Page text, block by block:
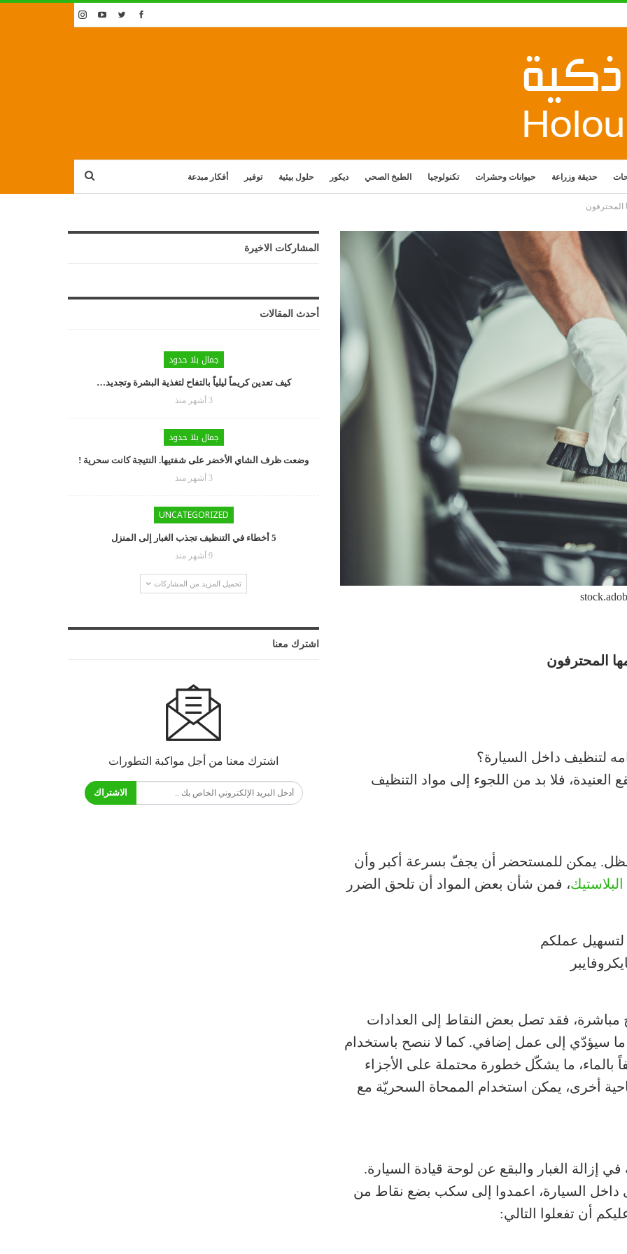
حديقة وزراعة حيوانات وحشرات تكنولوجيا الطبخ الصحي ديكور حلول بيئية توفير أفكار مبدعة
المحترفون
المحترفون
لتنظيف داخل السيارة؟
العنيدة، فلا بد من اللجوء إلى مواد التنظيف
يمكن للمستحضر أن يجفّ بسرعة أكبر وأن
البلاستيك، فمن شأن بعض المواد أن تلحق الضرر
لتسهيل عملكم
فقد تصل بعض النقاط إلى العدادات
سيؤدّي إلى عمل إضافي. كما لا ننصح باستخدام
بالماء، ما يشكّل خطورة محتملة على الأجزاء
أخرى، يمكن استخدام الممحاة السحريّة مع
إزالة الغبار والبقع عن لوحة قيادة السيارة.
داخل السيارة، اعمدوا إلى سكب بضع نقاط من
أن تفعلوا التالي:
المشاركات الاخيرة
أحدث المقالات
جمال بلا حدود
كيف تعدين كريماً ليلياً بالتفاح لتغذية البشرة وتجديد…
3 أشهر منذ
جمال بلا حدود
وضعت ظرف الشاي الأخضر على شفتيها. النتيجة كانت سحرية !
3 أشهر منذ
UNCATEGORIZED
5 أخطاء في التنظيف تجذب الغبار إلى المنزل
9 أشهر منذ
تحميل المزيد من المشاركات
اشترك معنا
اشترك معنا من أجل مواكبة التطورات
الاشتراك